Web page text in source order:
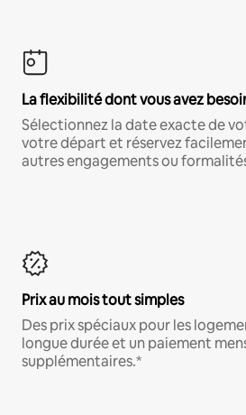
La flexibilité dont vous avez
Sélectionnez la date exacte de
votre départ et réservez
autres engagements ou
Prix au mois tout simples
Des prix spéciaux pour les
longue durée et un paiement
supplémentaires.*